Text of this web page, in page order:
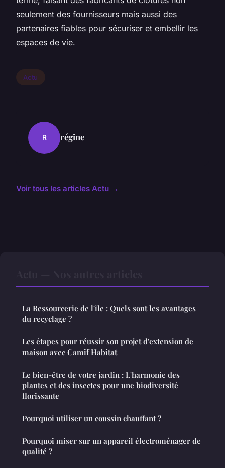
seulement des fournisseurs mais aussi des
partenaires fiables pour sécuriser et embellir les
espaces de vie.
Actu
R régine
Voir tous les articles Actu →
La Ressourcerie de l'île : Quels sont les avantages
du recyclage ?
Les étapes pour réussir son projet d'extension de
maison avec Camif Habitat
Le bien-être de votre jardin : L'harmonie des
plantes et des insectes pour une biodiversité
florissante
Pourquoi utiliser un coussin chauffant ?
Pourquoi miser sur un appareil électroménager de
qualité ?